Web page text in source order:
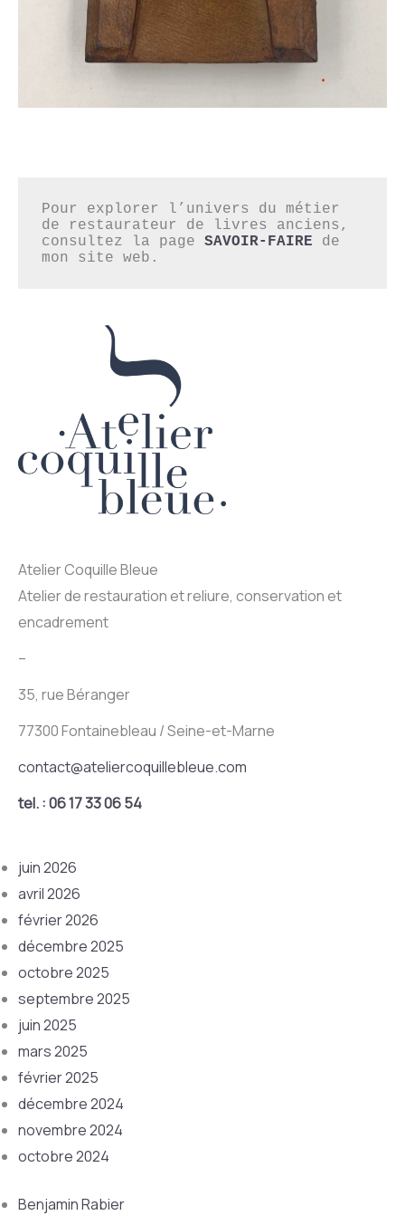
Pour explorer l’univers du métier
de restaurateur de livres anciens,
consultez la page SAVOIR-FAIRE de
mon site web.
Atelier Coquille Bleue
Atelier de restauration et reliure, conservation et
encadrement
–
35, rue Béranger
77300 Fontainebleau / Seine-et-Marne
contact@ateliercoquillebleue.com
tel. : 06 17 33 06 54
juin 2026
avril 2026
février 2026
décembre 2025
octobre 2025
septembre 2025
juin 2025
mars 2025
février 2025
décembre 2024
novembre 2024
octobre 2024
Benjamin Rabier